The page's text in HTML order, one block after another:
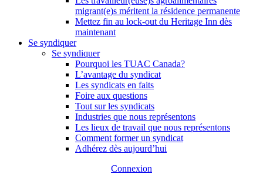
migrant(e)s méritent la résidence permanente
Mettez fin au lock-out du Heritage Inn dès
maintenant
Se syndiquer
Se syndiquer
Pourquoi les TUAC Canada?
L’avantage du syndicat
Les syndicats en faits
Foire aux questions
Tout sur les syndicats
Industries que nous représentons
Les lieux de travail que nous représentons
Comment former un syndicat
Adhérez dès aujourd’hui
Connexion